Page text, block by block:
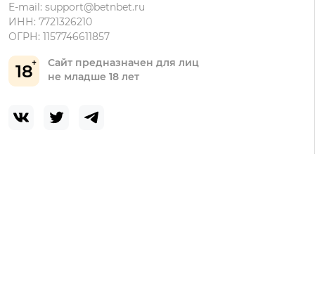
18
Сайт предназначен для лиц
не младше 18 лет
E-mail: support@betnbet.ru
ИНН: 7721326210
ОГРН: 1157746611857